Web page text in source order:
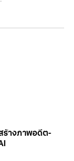
คนที่อยู่ในคลิปนั้น
ายิ้มแย้ม สวม
รณ์ของนิวยอร์ก
ร้างภาพอดีต-